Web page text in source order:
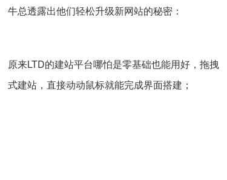
牛总透露出他们轻松升级新网站的秘密：
原来LTD的建站平台哪怕是零基础也能用好，拖拽
式建站，直接动动鼠标就能完成界面搭建；